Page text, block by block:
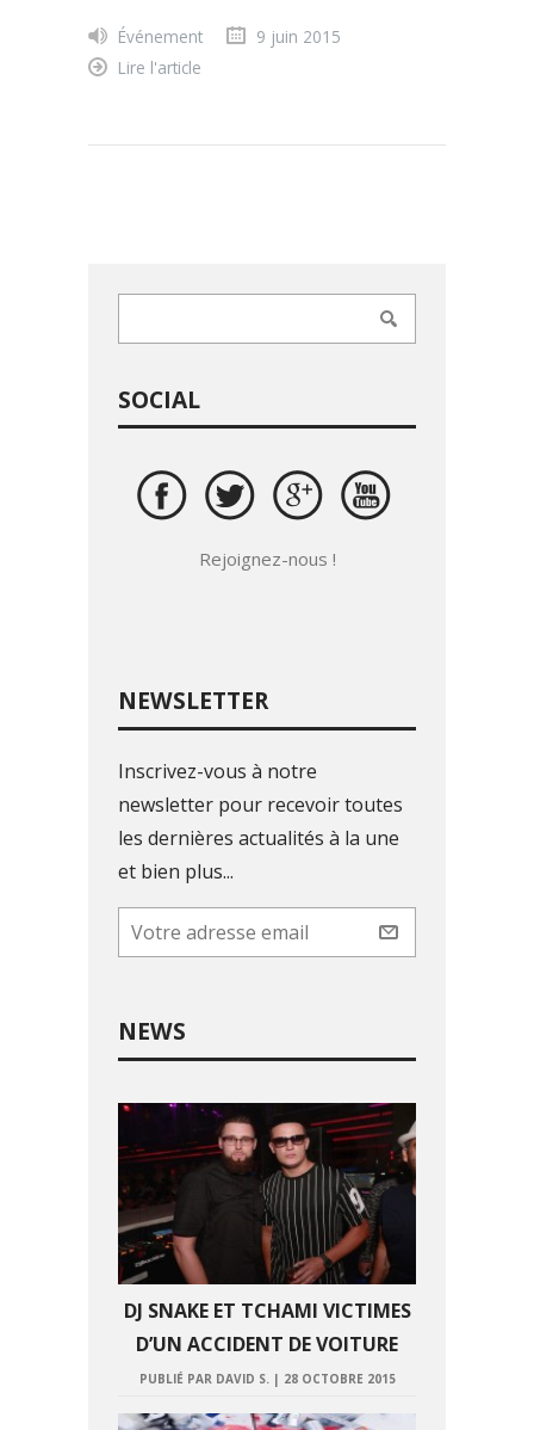
Événement
9 juin 2015
Lire l'article
SOCIAL
Rejoignez-nous !
NEWSLETTER
Inscrivez-vous à notre
newsletter pour recevoir toutes
les dernières actualités à la une
et bien plus...
NEWS
DJ SNAKE ET TCHAMI VICTIMES
D’UN ACCIDENT DE VOITURE
PUBLIÉ PAR DAVID S. | 28 OCTOBRE 2015